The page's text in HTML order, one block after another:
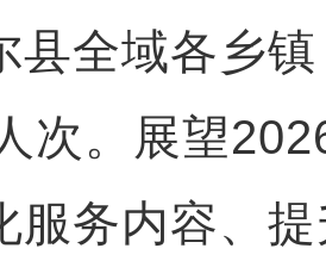
县全域各乡
次。展望
服务内容、